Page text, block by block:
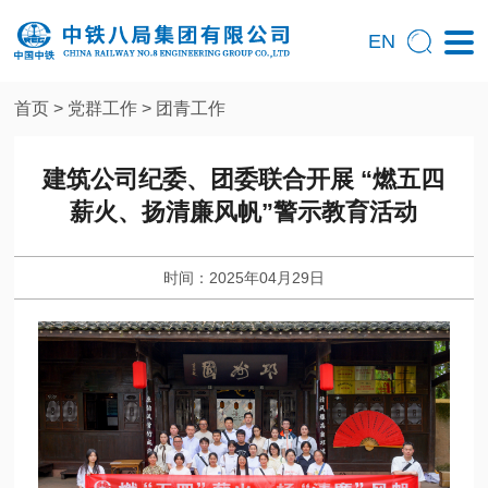
EN
首页 > 党群工作 > 团青工作
建筑公司纪委、团委联合开展 “燃五四
薪火、扬清廉风帆”警示教育活动
时间：2025年04月29日